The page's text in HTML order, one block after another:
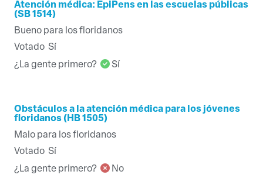
Atención médica: EpiPens en las escuelas públicas
(SB 1514)
Bueno para los floridanos
Votado Sí
¿La gente primero?
Sí
Obstáculos a la atención médica para los jóvenes
floridanos (HB 1505)
Malo para los floridanos
Votado Sí
¿La gente primero?
No